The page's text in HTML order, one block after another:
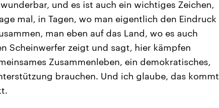
und es ist auch ein wichtiges Zeichen,
mal, in Tagen, wo man eigentlich den Eindruck
man eben auf das Land, wo es auch
Scheinwerfer zeigt und sagt, hier kämpfen
Zusammenleben, ein demokratisches,
brauchen. Und ich glaube, das kommt